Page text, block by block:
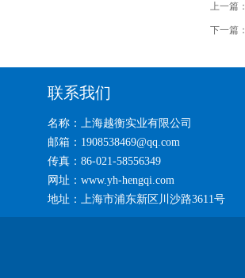
上一篇：
下一篇：
联系我们
名称：上海越衡实业有限公司
邮箱：1908538469@qq.com
传真：86-021-58556349
网址：www.yh-hengqi.com
地址：上海市浦东新区川沙路3611号